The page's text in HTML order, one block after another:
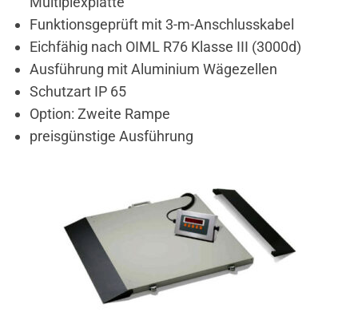
Funktionsgeprüft mit 3-m-Anschlusskabel
Eichfähig nach OIML R76 Klasse III (3000d)
Ausführung mit Aluminium Wägezellen
Schutzart IP 65
Option: Zweite Rampe
preisgünstige Ausführung